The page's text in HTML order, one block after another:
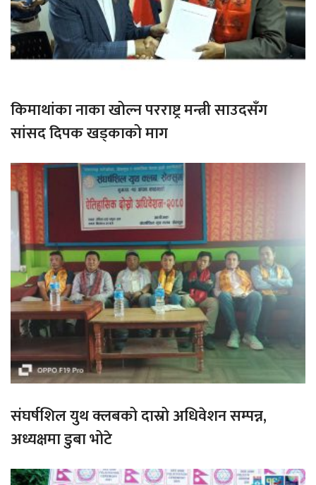
किमाथांका नाका खोल्न परराष्ट्र मन्त्री साउदसँग
सांसद दिपक खड्काको माग
संघर्षशिल युथ क्लबको दास्रो अधिवेशन सम्पन्न,
अध्यक्षमा डुबा भोटे